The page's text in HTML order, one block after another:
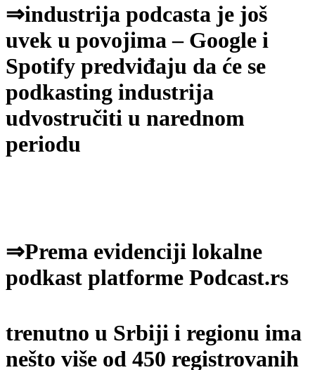
⇒industrija podcasta je još
uvek u povojima – Google i
Spotify predviđaju da će se
podkasting industrija
udvostručiti u narednom
periodu
⇒Prema evidenciji lokalne
podkast platforme Podcast.rs
trenutno u Srbiji i regionu ima
nešto više od 450 registrovanih